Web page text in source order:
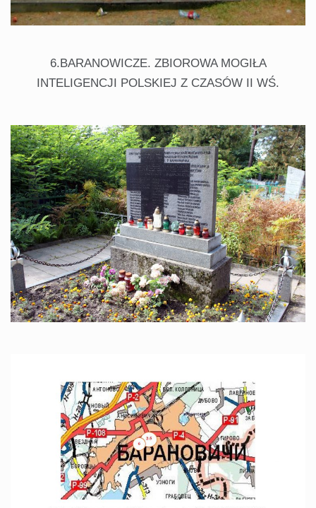
6.BARANOWICZE. ZBIOROWA MOGIŁA
INTELIGENCJI POLSKIEJ Z CZASÓW II WŚ.